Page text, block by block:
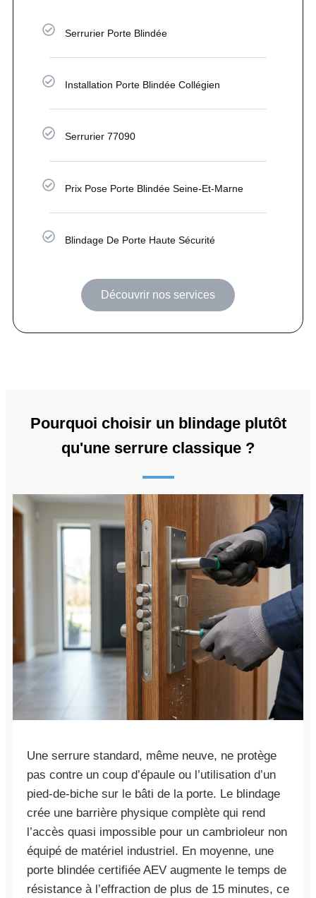
Serrurier Porte Blindée
Installation Porte Blindée Collégien
Serrurier 77090
Prix Pose Porte Blindée Seine-Et-Marne
Blindage De Porte Haute Sécurité
Découvrir nos services
Pourquoi choisir un blindage plutôt
qu'une serrure classique ?
Une serrure standard, même neuve, ne protège
pas contre un coup d’épaule ou l’utilisation d’un
pied-de-biche sur le bâti de la porte. Le blindage
crée une barrière physique complète qui rend
l’accès quasi impossible pour un cambrioleur non
équipé de matériel industriel. En moyenne, une
porte blindée certifiée AEV augmente le temps de
résistance à l’effraction de plus de 15 minutes, ce